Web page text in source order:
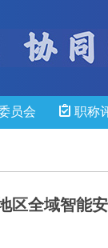
员会 职称
区全域智能